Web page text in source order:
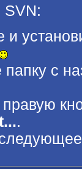
и
папку с
.